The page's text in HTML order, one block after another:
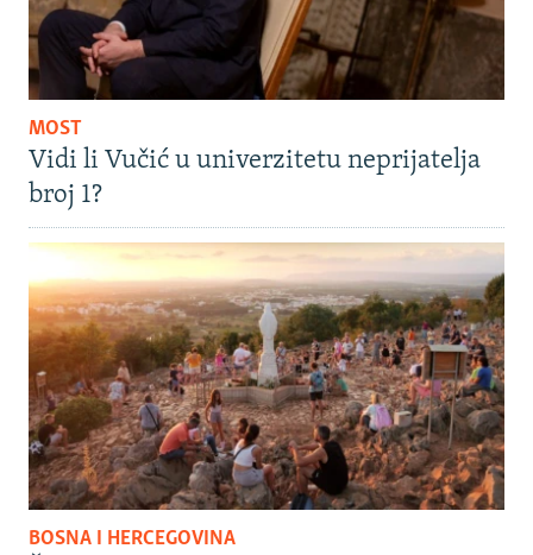
MOST
Vidi li Vučić u univerzitetu neprijatelja
broj 1?
BOSNA I HERCEGOVINA